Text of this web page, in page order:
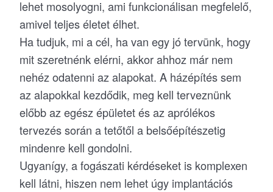
lehet mosolyogni, ami funkcionálisan megfelelő,
amivel teljes életet élhet.
Ha tudjuk, mi a cél, ha van egy jó tervünk, hogy
mit szeretnénk elérni, akkor ahhoz már nem
nehéz odatenni az alapokat. A házépítés sem
az alapokkal kezdődik, meg kell terveznünk
előbb az egész épületet és az aprólékos
tervezés során a tetőtől a belsőépítészetig
mindenre kell gondolni.
Ugyanígy, a fogászati kérdéseket is komplexen
kell látni, hiszen nem lehet úgy implantációs